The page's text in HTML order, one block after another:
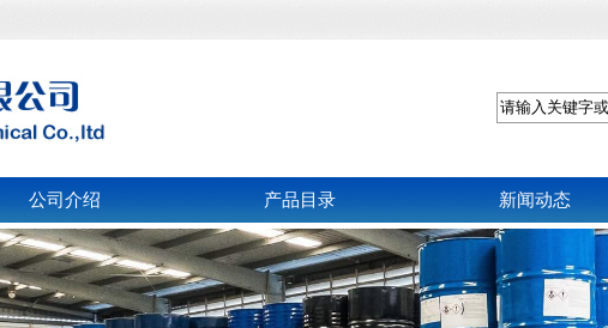
公司介绍 产品目录 新闻动态